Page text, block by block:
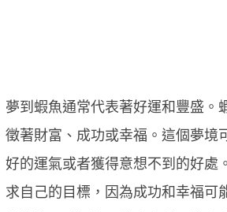
夢到蝦魚通常代表著好運和豐盛。
徵著財富、成功或幸福。這個夢境
好的運氣或者獲得意想不到的好處
求自己的目標，因為成功和幸福可